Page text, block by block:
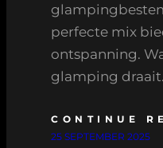
perfecte mix
ontspanning.
glamping
CONTINUE
25 SEPTEMBER 2025